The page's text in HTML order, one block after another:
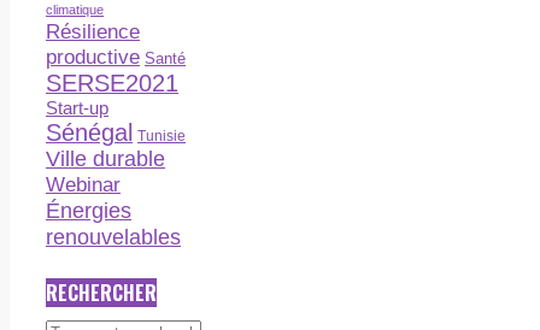
climatique
Résilience
productive Santé
SERSE2021
Start-up
Sénégal Tunisie
Ville durable
Webinar
Énergies
renouvelables
RECHERCHER